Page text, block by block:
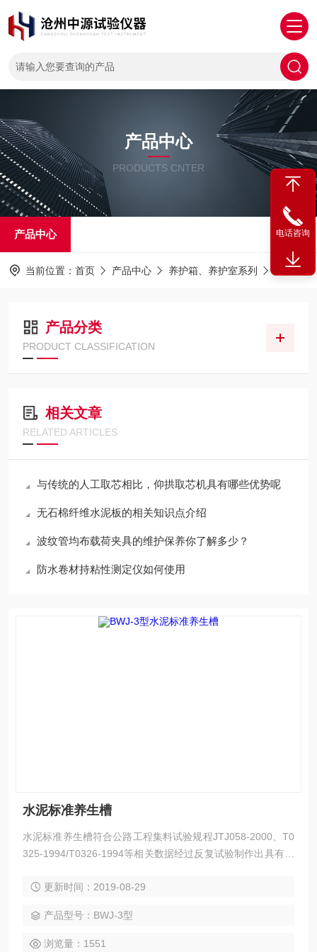
产品中心
PRODUCTS CNTER
产品中心
当前位置： 首页 产品中心 养护箱、养护室系列 养生槽
产品分类
PRODUCT CLASSIFICATION
相关文章
RELATED ARTICLES
与传统的人工取芯相比，仰拱取芯机具有哪些优势呢
无石棉纤维水泥板的相关知识点介绍
波纹管均布载荷夹具的维护保养你了解多少？
防水卷材持粘性测定仪如何使用
水泥标准养生槽
水泥标准养生槽符合公路工程集料试验规程JTJ058-2000、T0
325-1994/T0326-1994等相关数据经过反复试验制作出具有多
能强等优点的养护箱。适用于水泥脱模后的试件进行水中养
特殊要求。内部采用不锈钢内胆焊接而成，温度数显、自动控
制。外部静电喷塑，采用压缩机制冷，水浸加热管加
更新时间：2019-08-29
产品型号：BWJ-3型
浏览量：1551
电话咨询